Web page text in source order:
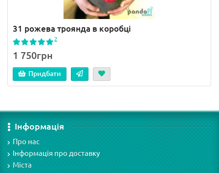
31 рожева троянда в коробці
2
1 750грн
Придбати
Інформація
Про нас
Інформація про доставку
Міста